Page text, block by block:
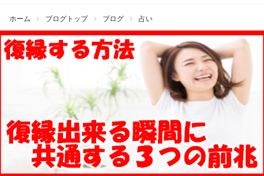
ホーム ブログトップ ブログ 占い